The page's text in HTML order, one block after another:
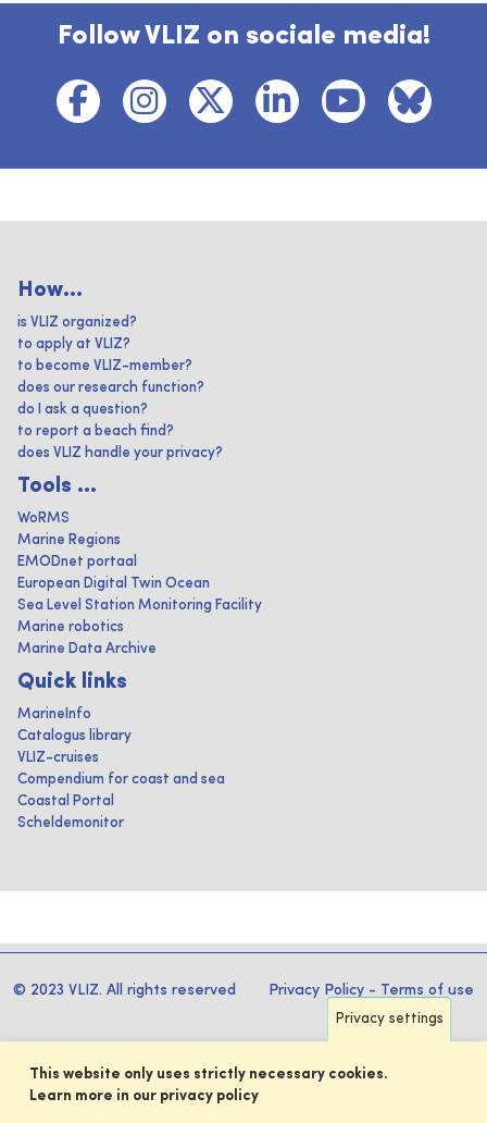
Follow VLIZ on sociale media!
How...
is VLIZ organized?
to apply at VLIZ?
to become VLIZ-member?
does our research function?
do I ask a question?
to report a beach find?
does VLIZ handle your privacy?
Tools ...
WoRMS
Marine Regions
EMODnet portaal
European Digital Twin Ocean
Sea Level Station Monitoring Facility
Marine robotics
Marine Data Archive
Quick links
MarineInfo
Catalogus library
VLIZ-cruises
Compendium for coast and sea
Coastal Portal
Scheldemonitor
© 2023 VLIZ. All rights reserved Privacy Policy - Terms of use
Privacy settings
This website only uses strictly necessary cookies.
Learn more in our privacy policy